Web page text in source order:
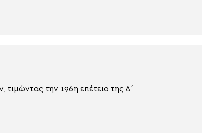
την 196η επέτειο της Α΄